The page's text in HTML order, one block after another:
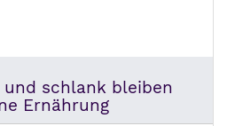
schlank bleiben
Ernährung